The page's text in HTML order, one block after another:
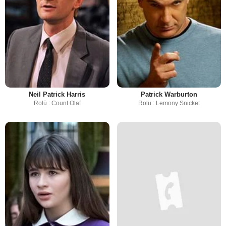
Neil Patrick Harris
Rolü : Count Olaf
Patrick Warburton
Rolü : Lemony Snicket